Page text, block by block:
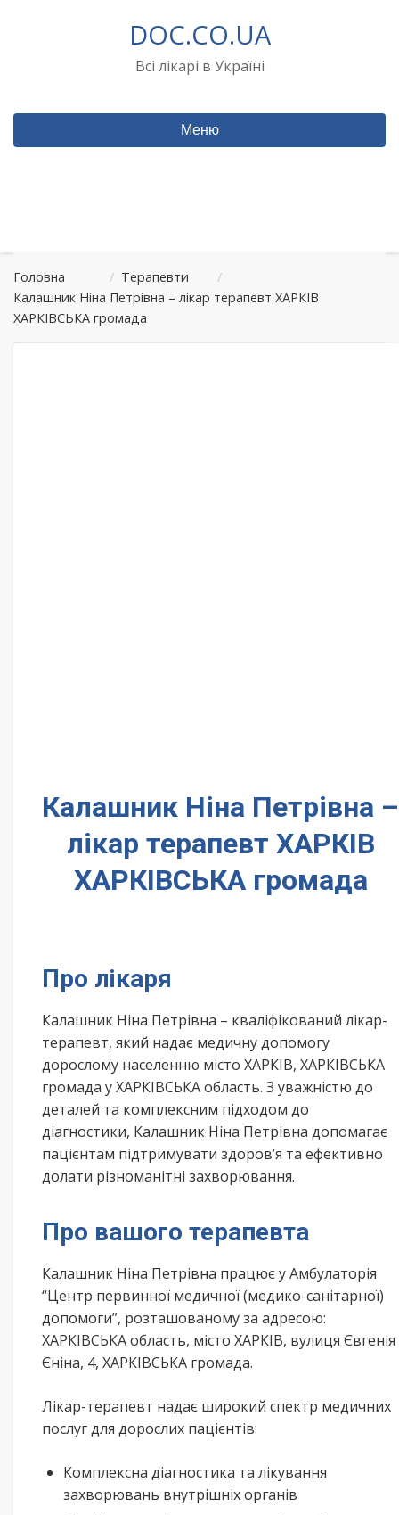
DOC.CO.UA
Всі лікарі в Україні
Меню
Головна / Терапевти
/
Калашник Ніна Петрівна – лікар терапевт ХАРКІВ
ХАРКІВСЬКА громада
Калашник Ніна Петрівна –
лікар терапевт ХАРКІВ
ХАРКІВСЬКА громада
Про лікаря
Калашник Ніна Петрівна – кваліфікований лікар-
терапевт, який надає медичну допомогу
дорослому населенню місто ХАРКІВ, ХАРКІВСЬКА
громада у ХАРКІВСЬКА область. З уважністю до
деталей та комплексним підходом до
діагностики, Калашник Ніна Петрівна допомагає
пацієнтам підтримувати здоров’я та ефективно
долати різноманітні захворювання.
Про вашого терапевта
Калашник Ніна Петрівна працює у Амбулаторія
“Центр первинної медичної (медико-санітарної)
допомоги”, розташованому за адресою:
ХАРКІВСЬКА область, місто ХАРКІВ, вулиця Євгенія
Єніна, 4, ХАРКІВСЬКА громада.
Лікар-терапевт надає широкий спектр медичних
послуг для дорослих пацієнтів:
Комплексна діагностика та лікування
захворювань внутрішніх органів